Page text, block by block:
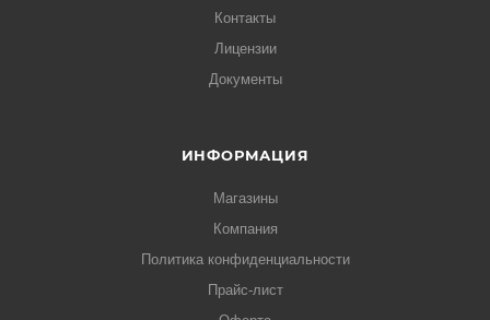
Контакты
Лицензии
Документы
ИНФОРМАЦИЯ
Магазины
Компания
Политика конфиденциальности
Прайс-лист